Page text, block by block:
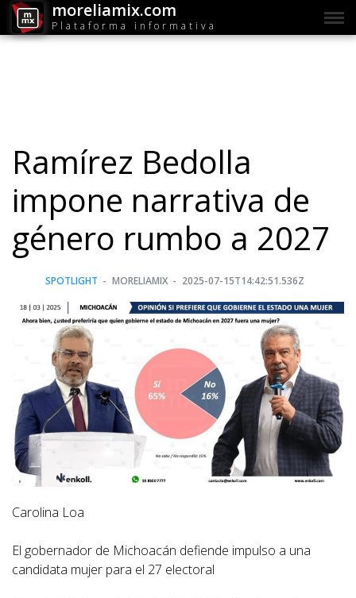
moreliamix.com
Plataforma informativa
Ramírez Bedolla
impone narrativa de
género rumbo a 2027
SPOTLIGHT MORELIAMIX 2025-07-15T14:42:51.536Z
Carolina Loa
El gobernador de Michoacán defiende impulso a una
candidata mujer para el 27 electoral